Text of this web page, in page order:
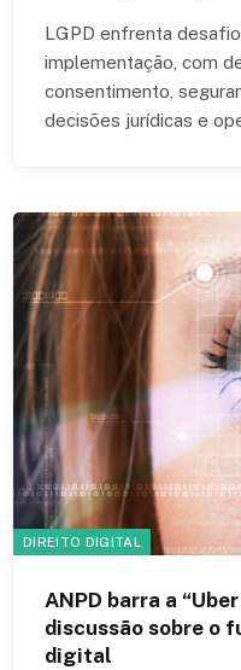
LGPD enfrenta
implementação, com
consentimento,
decisões jurídicas e
DIREITO DIGITAL
ANPD barra a
discussão sobre o
digital